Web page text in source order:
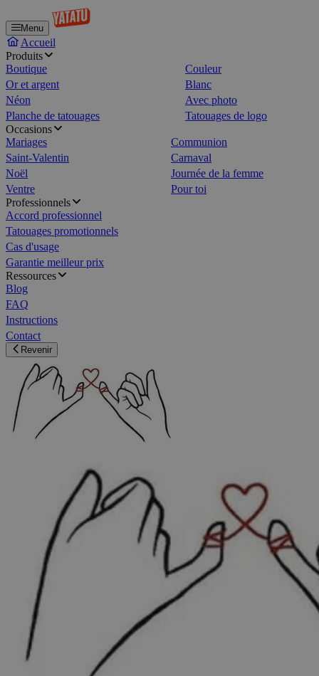
Menu
Accueil
Produits
Boutique
Couleur
Or et argent
Blanc
Néon
Avec photo
Planche de tatouages
Tatouages de logo
Occasions
Mariages
Communion
Saint-Valentin
Carnaval
Noël
Journée de la femme
Ventre
Pour toi
Professionnels
Accord professionnel
Tatouages promotionnels
Cas d'usage
Garantie meilleur prix
Ressources
Blog
FAQ
Instructions
Contact
Revenir